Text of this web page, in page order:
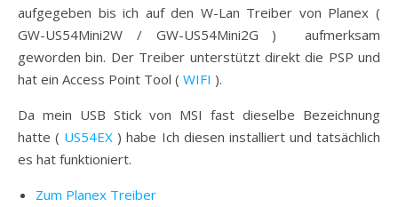
aufgegeben bis ich auf den W-Lan Treiber von Planex (
GW-US54Mini2W / GW-US54Mini2G ) aufmerksam
geworden bin. Der Treiber unterstützt direkt die PSP und
hat ein Access Point Tool ( WIFI ).
Da mein USB Stick von MSI fast dieselbe Bezeichnung
hatte ( US54EX ) habe Ich diesen installiert und tatsächlich
es hat funktioniert.
Zum Planex Treiber